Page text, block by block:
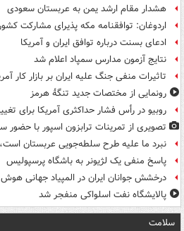
هشدار مقام ارشد یمن به عربستان سعودی
اردوغان: توافقنامه مکه پذیرای مشارکت
ادعای بسنت درباره توافق ایران و آمریکا
نتایج آزمون مدارس سمپاد اعلام شد
تاثیرات منفی جنگ علیه ایران بر بازار کار
رونمایی از مختصات جدید تنگۀ هرمز
روبیو در رأس فشار حداکثری آمریکا برای
تصویری از تمرینات ترابزون اسپور با حضور
نبرد ما علیه طرح سلطه‌جویی عربستان
پاسخ منفی یک لژیونر به باشگاه پرسپولیس
درخشش جوانان ایران در المپیاد جهانی
پالایشگاه نفت اسلواکی منفجر شد
سلامت